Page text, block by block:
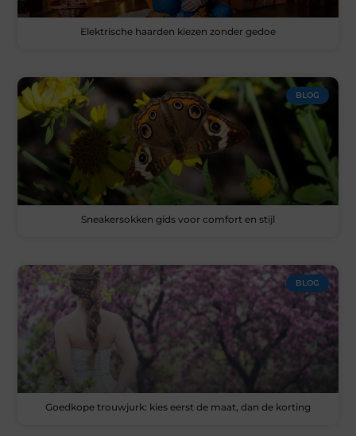
Elektrische haarden kiezen zonder gedoe
BLOG
Sneakersokken gids voor comfort en stijl
BLOG
Goedkope trouwjurk: kies eerst de maat, dan de korting